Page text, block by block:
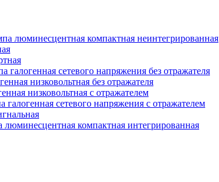
люминесцентная компактная неинтегрированная
галогенная сетевого напряжения без отражателя
низковольтная без отражателя
низковольтная с отражателем
галогенная сетевого напряжения с отражателем
люминесцентная компактная интегрированная